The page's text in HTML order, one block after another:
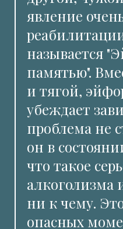
явление
называется
памятью".
и тягой,
убеждает
проблема не
он в
что такое
алкоголизма
ни к чему.
опасных